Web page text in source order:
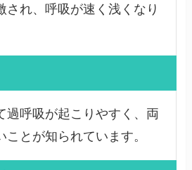
され、呼吸が速く浅くなり
過呼吸が起こりやすく、両
とが知られています。